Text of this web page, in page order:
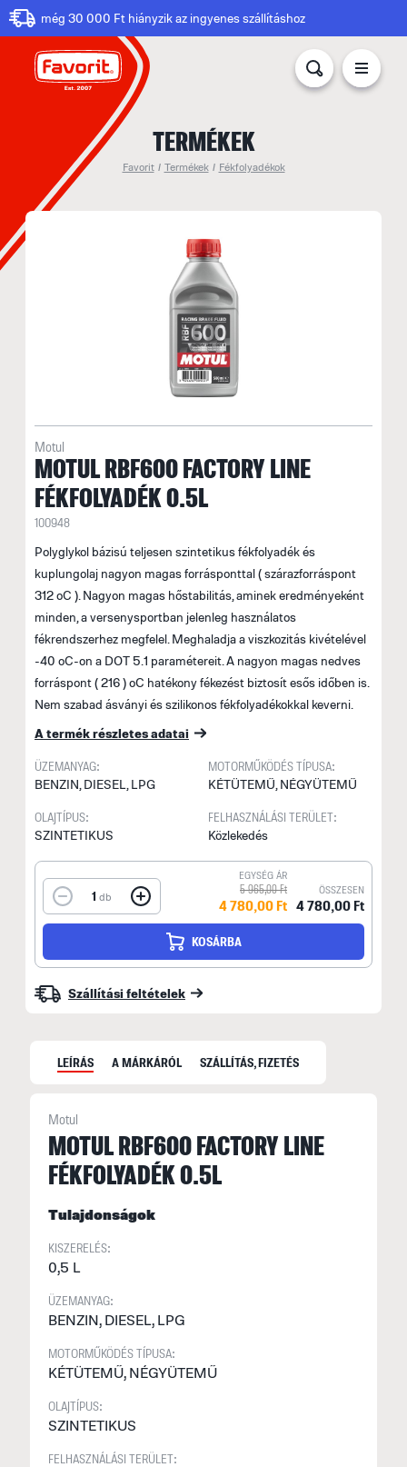
még 30 000 Ft hiányzik az ingyenes szállításhoz
TERMÉKEK
Favorit / Termékek / Fékfolyadékok
Motul
MOTUL RBF600 FACTORY LINE
FÉKFOLYADÉK 0.5L
100948
Polyglykol bázisú teljesen szintetikus fékfolyadék és
kuplungolaj nagyon magas forrásponttal ( szárazforráspont
312 oC ). Nagyon magas hőstabilitás, aminek eredményeként
minden, a versenysportban jelenleg használatos
fékrendszerhez megfelel. Meghaladja a viszkozitás kivételével
-40 oC-on a DOT 5.1 paramétereit. A nagyon magas nedves
forráspont ( 216 ) oC hatékony fékezést biztosít esős időben is.
Nem szabad ásványi és szilikonos fékfolyadékokkal keverni.
A termék részletes adatai
ÜZEMANYAG:
BENZIN, DIESEL, LPG
MOTORMŰKÖDÉS TÍPUSA:
KÉTÜTEMŰ, NÉGYÜTEMŰ
OLAJTÍPUS:
SZINTETIKUS
FELHASZNÁLÁSI TERÜLET:
Közlekedés
1 db
EGYSÉG ÁR
5 965,00 Ft
4 780,00 Ft
ÖSSZESEN
4 780,00 Ft
KOSÁRBA
Szállítási feltételek
LEÍRÁS A MÁRKÁRÓL SZÁLLÍTÁS, FIZETÉS
Motul
MOTUL RBF600 FACTORY LINE
FÉKFOLYADÉK 0.5L
Tulajdonságok
KISZERELÉS:
0,5 L
ÜZEMANYAG:
BENZIN, DIESEL, LPG
MOTORMŰKÖDÉS TÍPUSA:
KÉTÜTEMŰ, NÉGYÜTEMŰ
OLAJTÍPUS:
SZINTETIKUS
FELHASZNÁLÁSI TERÜLET: